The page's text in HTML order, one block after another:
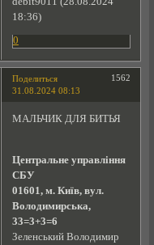
18:36)
0
Поделиться
1562
31.08.2024 08:13
МАЛЬЧИК ДЛЯ БИТЬЯ
Центральне управління
СБУ
01601, м. Київ, вул.
Володимирська,
33=3+3=6
Зеленський Володимир